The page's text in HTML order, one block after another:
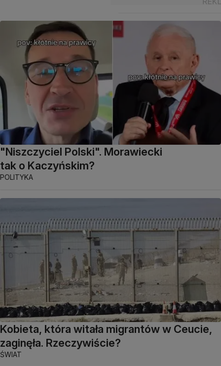
"Niszczyciel Polski". Morawiecki
tak o Kaczyńskim?
POLITYKA
Kobieta, która witała migrantów w Ceucie,
zaginęła. Rzeczywiście?
ŚWIAT